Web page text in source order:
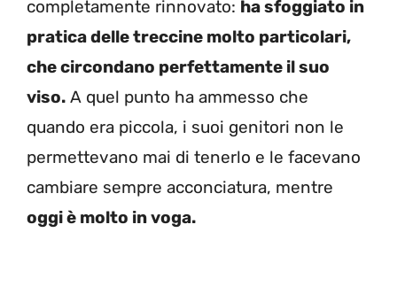
completamente rinnovato: ha sfoggiato in
pratica delle treccine molto particolari,
che circondano perfettamente il suo
viso. A quel punto ha ammesso che
quando era piccola, i suoi genitori non le
permettevano mai di tenerlo e le facevano
cambiare sempre acconciatura, mentre
oggi è molto in voga.